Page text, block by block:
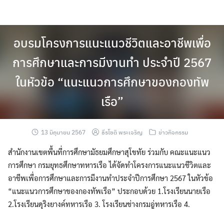
content
อบรมโครงการแนะแนวชีวิตและอาชีพเพื่อ
การศึกษาและการมีงานทำ ประจำปี 2567
ในหัวข้อ “แนะแนวการศึกษาของกองทัพ
เรือ”
13 มิถุนายน 2567 ธีรโชติ พระเจริญ ข่าวกิจกรรม
สำนักงานเขตพื้นที่การศึกษามัธยมศึกษาสุโขทัย ร่วมกับ คณะแนะแนว
การศึกษา กรมยุทธศึกษาทหารเรือ ได้จัดทำโครงการแนะแนวชีวิตและ
อาชีพเพื่อการศึกษาและการมีงานทำประจำปีการศึกษา 2567 ในหัวข้อ
“แนะแนวการศึกษาของกองทัพเรือ” ประกอบด้วย 1.โรงเรียนนายเรือ
2.โรงเรียนดุริงยางค์ทหารเรือ 3. โรงเรียนช่างกรมอู่ทหารเรือ 4.